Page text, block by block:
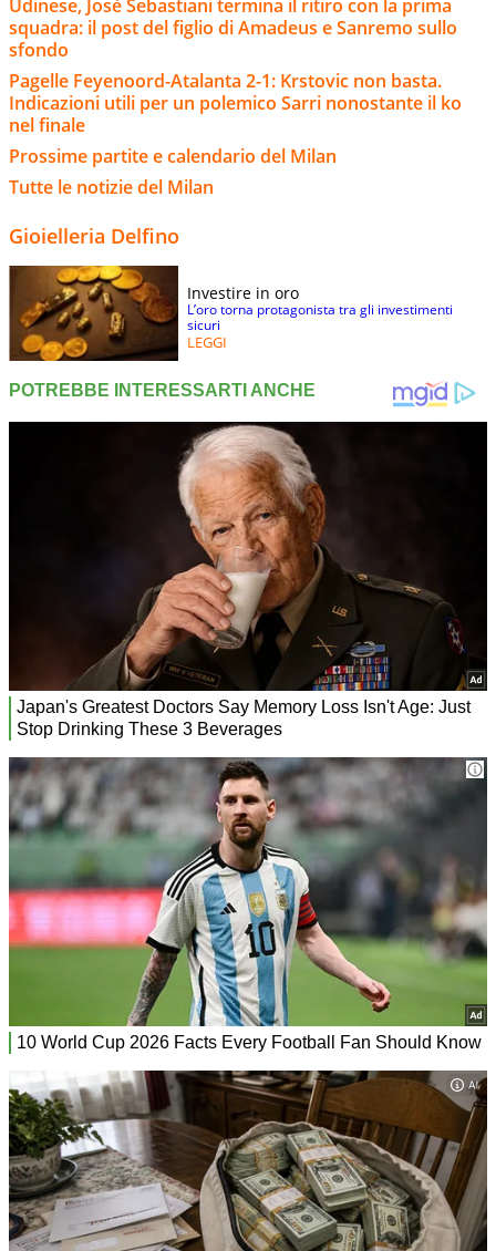
Udinese, Josè Sebastiani termina il ritiro con la prima
squadra: il post del figlio di Amadeus e Sanremo sullo
sfondo
Pagelle Feyenoord-Atalanta 2-1: Krstovic non basta.
Indicazioni utili per un polemico Sarri nonostante il ko
nel finale
Prossime partite e calendario del Milan
Tutte le notizie del Milan
Gioielleria Delfino
Investire in oro
L’oro torna protagonista tra gli investimenti
sicuri
LEGGI